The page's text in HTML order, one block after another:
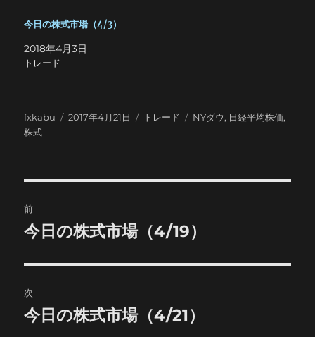
今日の株式市場（4/3）
2018年4月3日
トレード
投
稿
fxkabu
投
2017年4月21日
カ
トレード
タ
NYダウ, 日経平均株価,
株式
稿
ビ
ゲ
前
前
投
稿:
今日の株式市場（4/19）
次
次
今日の株式市場（4/21）